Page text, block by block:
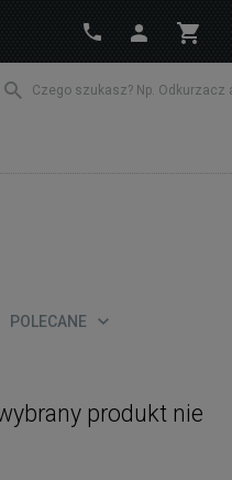
POLECANE
produkt nie